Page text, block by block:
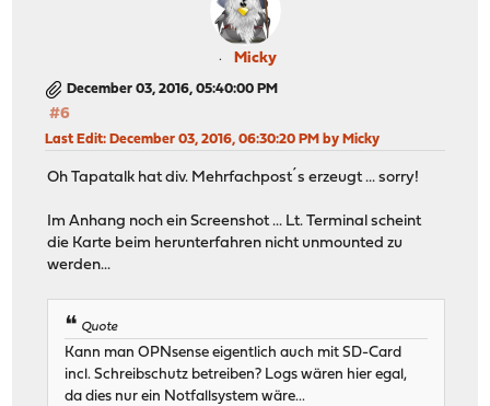
Micky
December 03, 2016, 05:40:00 PM
#6
Last Edit: December 03, 2016, 06:30:20 PM by Micky
Oh Tapatalk hat div. Mehrfachpost´s erzeugt ... sorry!
Im Anhang noch ein Screenshot ... Lt. Terminal scheint
die Karte beim herunterfahren nicht unmounted zu
werden...
Quote
Kann man OPNsense eigentlich auch mit SD-Card
incl. Schreibschutz betreiben? Logs wären hier egal,
da dies nur ein Notfallsystem wäre...